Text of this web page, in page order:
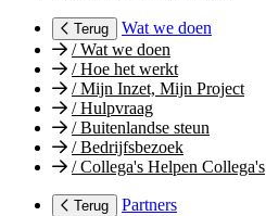
Terug
Wat we doen
/Wat we doen
/Hoe het werkt
/Mijn Inzet, Mijn Project
/Hulpvraag
/Buitenlandse steun
/Bedrijfsbezoek
/Collega's Helpen Collega's
Terug
Partners